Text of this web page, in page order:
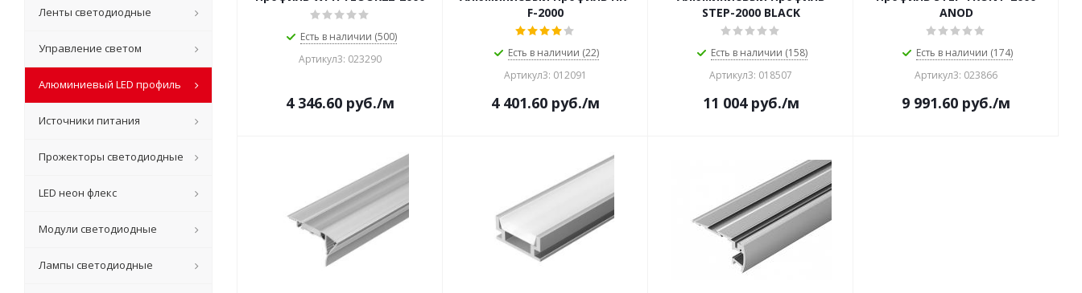
Есть в наличии (500)
Артикул3: 023290
4 346.60 руб./м
F-2000
Есть в наличии (22)
Артикул3: 012091
4 401.60 руб./м
STEP-2000 BLACK
Есть в наличии (158)
Артикул3: 018507
11 004руб./м
ANOD
Есть в наличии (174)
Артикул3: 023866
9 991.60 руб./м
Ленты светодиодные
Управление светом
Алюминиевый LED профиль
Источники питания
Прожекторы светодиодные
LED неон флекс
Модули светодиодные
Лампы светодиодные